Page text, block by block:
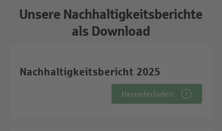
Unsere Nachhaltigkeitsberichte
als Download
Nachhaltigkeitsbericht 2025
Herunterladen